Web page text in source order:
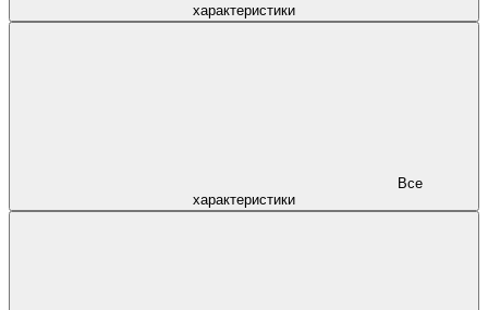
характеристики
характеристики